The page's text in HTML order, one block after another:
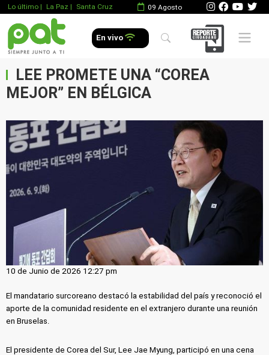
Lo último | La Paz | Santa Cruz 09 Agosto
En vivo Mobile
LEE PROMETE UNA “COREA
MEJOR” EN BÉLGICA
10 de Junio de 2026 12:27 pm
El mandatario surcoreano destacó la estabilidad del país y reconoció el
aporte de la comunidad residente en el extranjero durante una reunión
en Bruselas.
El presidente de Corea del Sur, Lee Jae Myung, participó en una cena